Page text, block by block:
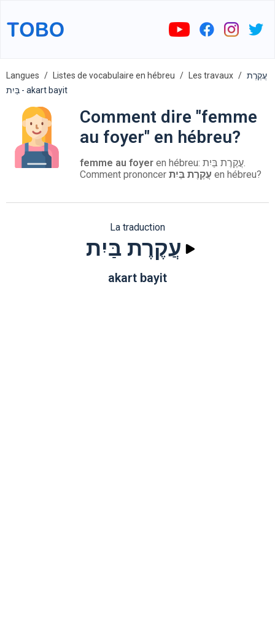
Langues Listes de vocabulaire en hébreu Les travaux
עֲקֶרֶת
בַּיִת - akart bayit
Comment dire "femme
au foyer" en hébreu?
femme au foyer en hébreu: עֲקֶרֶת בַּיִת.
Comment prononcer עֲקֶרֶת בַּיִת en hébreu?
La traduction
עֲקֶרֶת בַּיִת
akart bayit